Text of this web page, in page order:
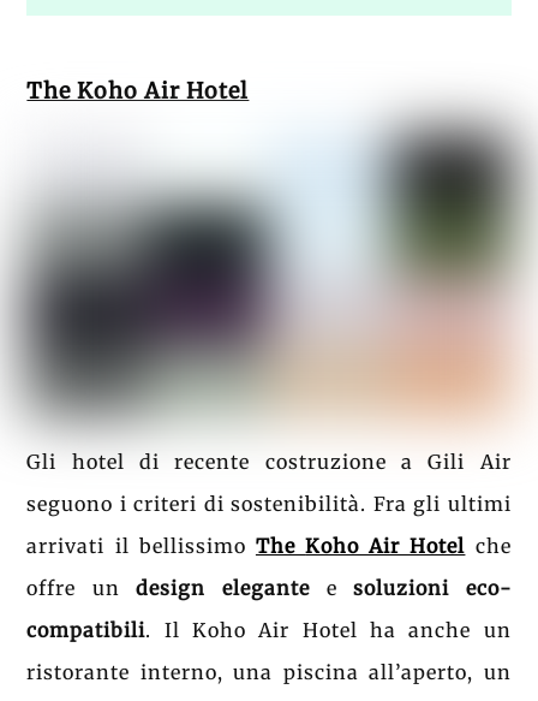
The Koho Air Hotel
Gli hotel di recente costruzione a Gili Air
seguono i criteri di sostenibilità. Fra gli ultimi
arrivati il bellissimo TheKoho Air Hotel che
offre undesign elegante esoluzioni eco-
compatibili. Il Koho Air Hotel ha anche un
ristorante interno, una piscina all’aperto, un